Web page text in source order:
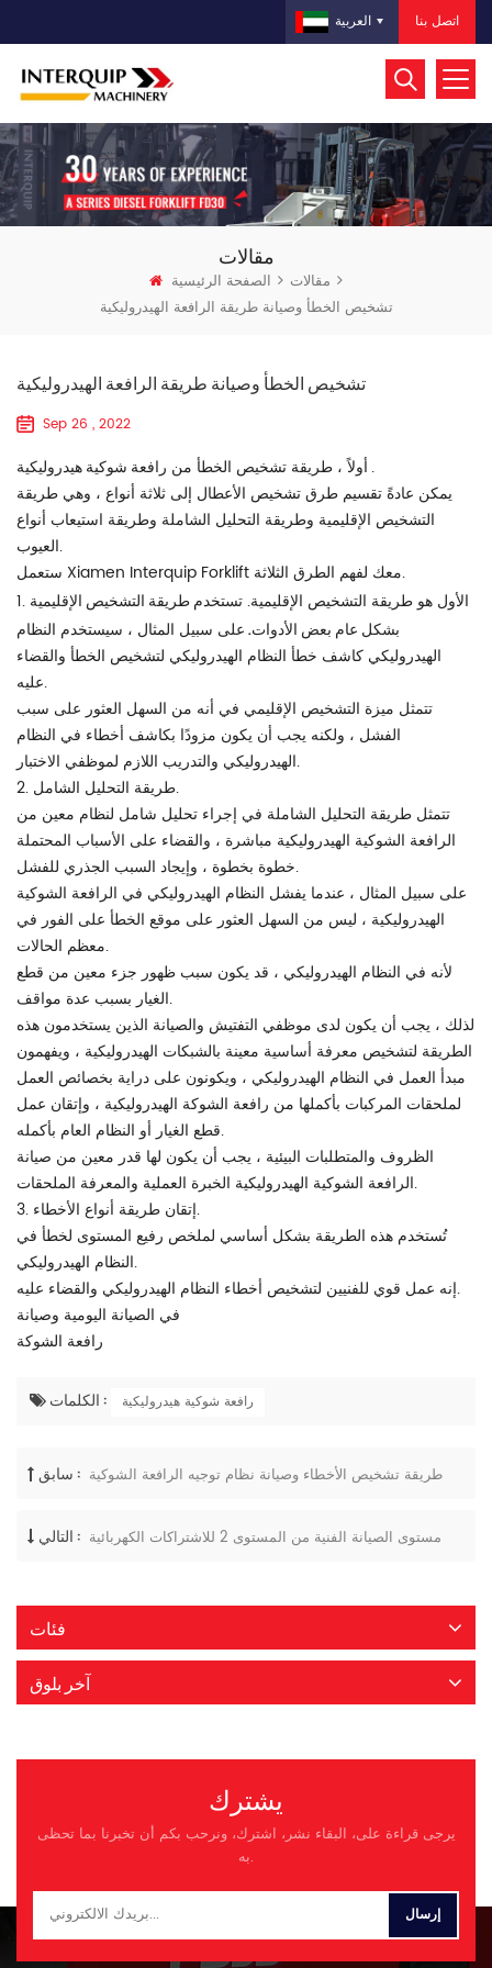
اتصل بنا العربية
مقالات
الصفحة الرئيسية
مقالات
تشخيص الخطأ وصيانة طريقة الرافعة الهيدروليكية
تشخيص الخطأ وصيانة طريقة الرافعة الهيدروليكية
Sep 26 , 2022
أولاً ، طريقة تشخيص الخطأ من .
يمكن عادةً تقسيم طرق تشخيص الأعطال إلى ثلاثة أنواع ، وهي طريقة
التشخيص الإقليمية وطريقة التحليل الشاملة وطريقة استيعاب أنواع
العيوب.
ستعمل Xiamen Interquip Forklift معك لفهم الطرق الثلاثة.
1. الأول هو طريقة التشخيص الإقليمية. تستخدم طريقة التشخيص الإقليمية
بشكل عام بعض الأدوات.على سبيل المثال ، سيستخدم النظام
الهيدروليكي كاشف خطأ النظام الهيدروليكي لتشخيص الخطأ والقضاء
عليه.
تتمثل ميزة التشخيص الإقليمي في أنه من السهل العثور على سبب
الفشل ، ولكنه يجب أن يكون مزودًا بكاشف أخطاء في النظام
الهيدروليكي والتدريب اللازم لموظفي الاختبار.
2. طريقة التحليل الشامل.
تتمثل طريقة التحليل الشاملة في إجراء تحليل شامل لنظام معين من
الرافعة الشوكية الهيدروليكية مباشرة ، والقضاء على الأسباب المحتملة
خطوة بخطوة ، وإيجاد السبب الجذري للفشل.
على سبيل المثال ، عندما يفشل النظام الهيدروليكي في الرافعة الشوكية
الهيدروليكية ، ليس من السهل العثور على موقع الخطأ على الفور في
معظم الحالات.
لأنه في النظام الهيدروليكي ، قد يكون سبب ظهور جزء معين من قطع
الغيار بسبب عدة مواقف.
لذلك ، يجب أن يكون لدى موظفي التفتيش والصيانة الذين يستخدمون هذه
الطريقة لتشخيص معرفة أساسية معينة بالشبكات الهيدروليكية ، ويفهمون
مبدأ العمل في النظام الهيدروليكي ، ويكونون على دراية بخصائص العمل
لملحقات المركبات بأكملها من رافعة الشوكة الهيدروليكية ، وإتقان عمل
قطع الغيار أو النظام العام بأكمله.
الظروف والمتطلبات البيئية ، يجب أن يكون لها قدر معين من صيانة
الرافعة الشوكية الهيدروليكية الخبرة العملية والمعرفة الملحقات.
3. إتقان طريقة أنواع الأخطاء.
تُستخدم هذه الطريقة بشكل أساسي لملخص رفيع المستوى لخطأ في
النظام الهيدروليكي.
إنه عمل قوي للفنيين لتشخيص أخطاء النظام الهيدروليكي والقضاء عليه.
في الصيانة اليومية وصيانة
رافعة الشوكة
الكلمات : رافعة شوكية هيدروليكية
سابق : طريقة تشخيص الأخطاء وصيانة نظام توجيه الرافعة الشوكية
التالي : مستوى الصيانة الفنية من المستوى 2 للاشتراكات الكهربائية
فئات
آخر بلوق
يشترك
يرجى قراءة على، البقاء نشر، اشترك، ونرحب بكم أن تخبرنا بما تحظى
به.